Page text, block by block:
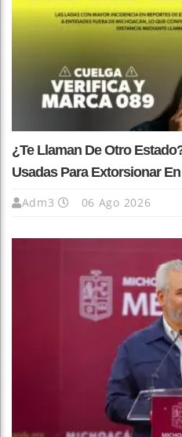
¿Te Llaman De Otro
Usadas Para Extorsionar
Adm3 06 Ago 2026